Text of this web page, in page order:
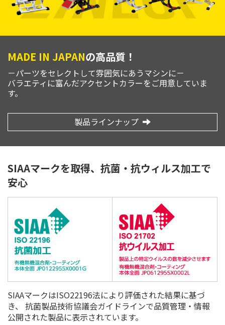
MADE IN JAPANの高品質！
－パーツをセレクトして雰囲気にあうマシンに－
バラエティに富んだアクセントカラーをご用意していま
す。
製品ラインナップ
SIAAマークを取得、抗菌・抗ウィルス加工で
安心
SIAAマークはISO22196法により評価された結果に基づ
き、 抗菌製品技術協議会ガイドラインで品質管理・情報
公開された製品に表示されています。